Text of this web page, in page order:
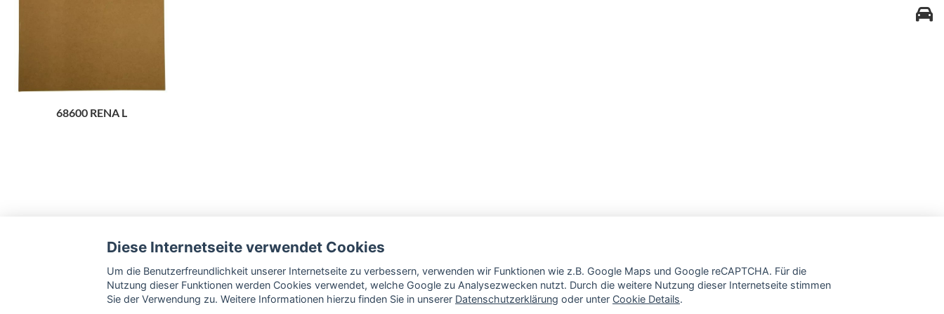
68600 RENA L
Diese Internetseite verwendet Cookies
Um die Benutzerfreundlichkeit unserer Internetseite zu verbessern, verwenden wir Funktionen wie z.B. Google Maps und Google reCAPTCHA. Für die
Nutzung dieser Funktionen werden Cookies verwendet, welche Google zu Analysezwecken nutzt. Durch die weitere Nutzung dieser Internetseite stimmen
Sie der Verwendung zu. Weitere Informationen hierzu finden Sie in unserer Datenschutzerklärung oder unter Cookie Details.